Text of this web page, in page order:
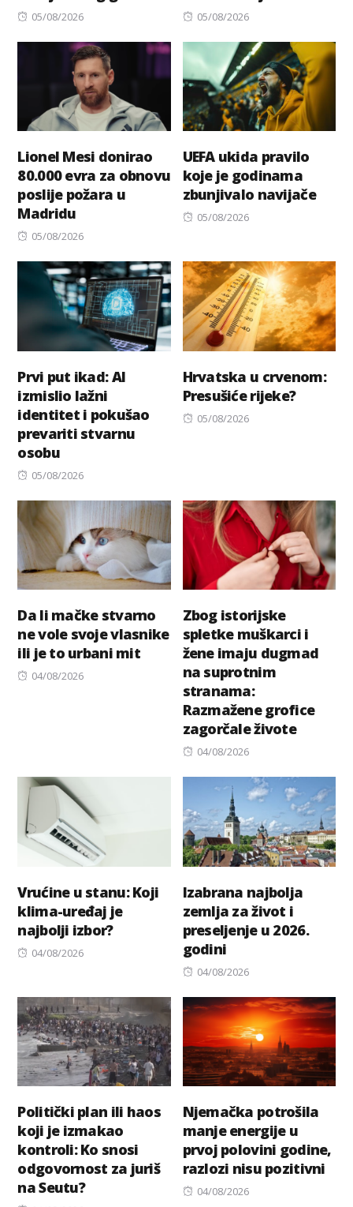
Posted
05/08/2026
Posted
05/08/2026
Lionel Mesi donirao
80.000 evra za obnovu
poslije požara u
Madridu
Posted
05/08/2026
UEFA ukida pravilo
koje je godinama
zbunjivalo navijače
Posted
05/08/2026
Prvi put ikad: AI
izmislio lažni
identitet i pokušao
prevariti stvarnu
osobu
Posted
05/08/2026
Hrvatska u crvenom:
Presušiće rijeke?
Posted
05/08/2026
Da li mačke stvarno
ne vole svoje vlasnike
ili je to urbani mit
Posted
04/08/2026
Zbog istorijske
spletke muškarci i
žene imaju dugmad
na suprotnim
stranama:
Razmažene grofice
zagorčale živote
Posted
04/08/2026
Vrućine u stanu: Koji
klima-uređaj je
najbolji izbor?
Posted
04/08/2026
Izabrana najbolja
zemlja za život i
preseljenje u 2026.
godini
Posted
04/08/2026
Politički plan ili haos
koji je izmakao
kontroli: Ko snosi
odgovornost za juriš
na Seutu?
Njemačka potrošila
manje energije u
prvoj polovini godine,
razlozi nisu pozitivni
Posted
04/08/2026